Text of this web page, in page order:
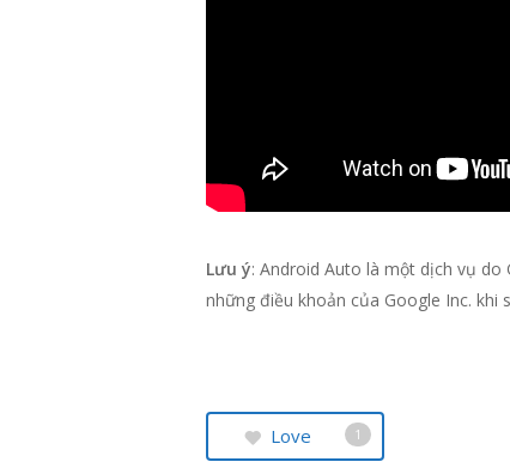
Lưu ý: Android Auto là một dịch vụ do
những điều khoản của Google Inc. khi
Love 1